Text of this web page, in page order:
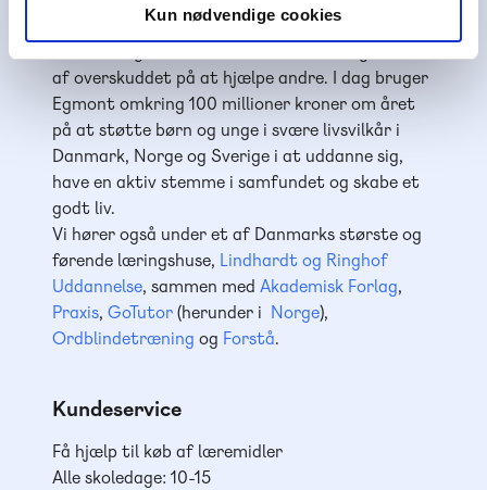
Kun nødvendige cookies
største mediekoncern. Som erhvervs-drivende
af overskuddet på at hjælpe andre. I dag bruger
Egmont omkring 100 millioner kroner om året
på at støtte børn og unge i svære livsvilkår i
Danmark, Norge og Sverige i at uddanne sig,
have en aktiv stemme i samfundet og skabe et
godt liv.
Vi hører også under et af Danmarks største og
førende læringshuse, Lindhardt og Ringhof
Uddannelse, sammen med Akademisk Forlag,
Praxis, GoTutor(herunder i Norge),
Ordblindetræning og Forstå.
Kundeservice
Få hjælp til køb af læremidler
Alle skoledage: 10-15